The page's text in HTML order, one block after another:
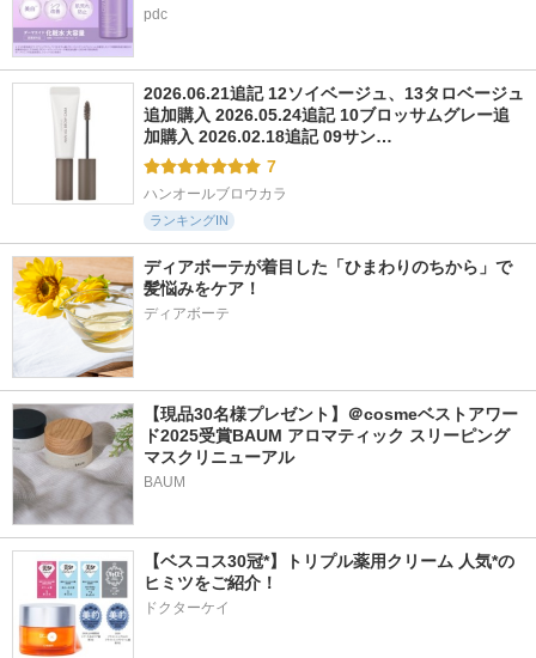
pdc
2026.06.21追記 12ソイベージュ、13タロベージュ
追加購入 2026.05.24追記 10ブロッサムグレー追
加購入 2026.02.18追記 09サン…
7
ハンオールブロウカラ
ランキングIN
ディアボーテが着目した「ひまわりのちから」で
髪悩みをケア！
ディアボーテ
【現品30名様プレゼント】＠cosmeベストアワー
ド2025受賞BAUM アロマティック スリーピング
マスクリニューアル
BAUM
【ベスコス30冠*】トリプル薬用クリーム 人気*の
ヒミツをご紹介！
ドクターケイ